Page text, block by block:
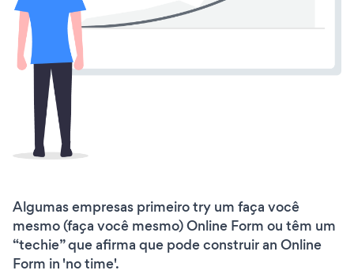
Algumas empresas primeiro try um faça você
mesmo (faça você mesmo) Online Form ou têm um
“techie” que afirma que pode construir an Online
Form in 'no time'.